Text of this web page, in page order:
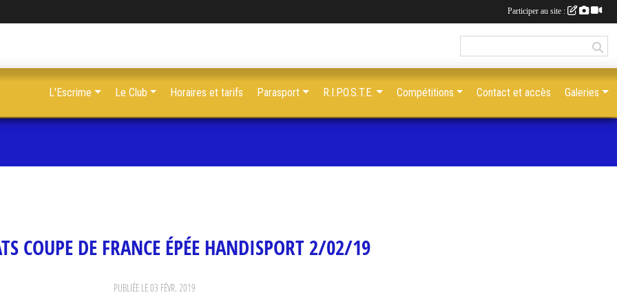
COUPE DE FRANCE ÉPÉE HANDISPORT 2/02/19
PUBLIÉE LE03 FÉVR. 2019
L'Escrime Le Club Horaires et tarifs Parasport R.I.P.O.S.T.E. Compétitions Contact et accès Galeries
Participer au site :